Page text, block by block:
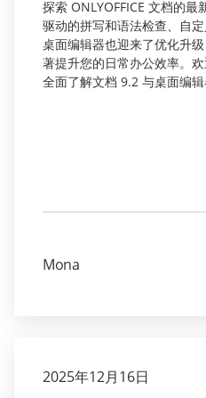
探索 ONLYOFFICE 文档的
驱动的拼写和语法检查、自
桌面编辑器也迎来了优化升
著提升您的日常办公效率。
全面了解文档 9.2 与桌面编辑
Mona
2025年12月16日